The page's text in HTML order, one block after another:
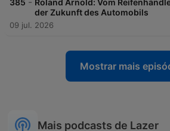
385
Roland Arnold: Vom
der Zukunft des Automobils
09 jul. 2026
Mostrar mais
Mais podcasts de Lazer